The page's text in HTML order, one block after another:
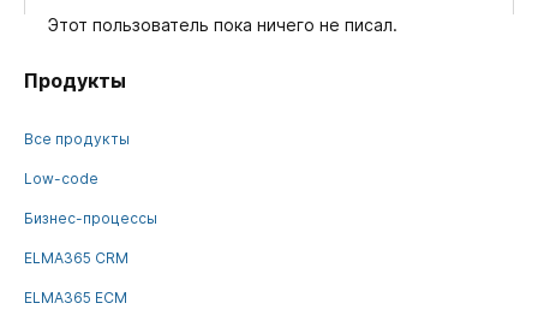
Этот пользователь пока ничего не писал.
Продукты
Все продукты
Low-code
Бизнес-процессы
ELMA365 CRM
ELMA365 ECM